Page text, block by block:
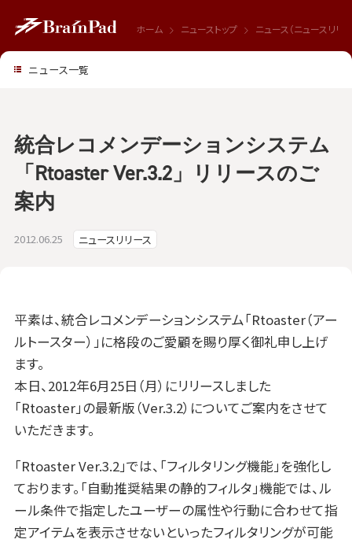
ホーム ニューストップ ニュース（ニュースリリー
2012.06.25 ニュースリリース
統合レコメンデーションシステム
「Rtoaster Ver.3.2」リリースのご
案内
平素は、統合レコメンデーションシステム「Rtoaster（アー
ルトースター）」に格段のご愛顧を賜り厚く御礼申し上げ
ます。
本日、2012年6月25日（月）にリリースしました
「Rtoaster」の最新版（Ver.3.2）についてご案内をさせて
いただきます。
「Rtoaster Ver.3.2」では、「フィルタリング機能」を強化し
ております。「自動推奨結果の静的フィルタ」機能では、ル
ール条件で指定したユーザーの属性や行動に合わせて指
定アイテムを表示させないといったフィルタリングが可能
ニュース一覧